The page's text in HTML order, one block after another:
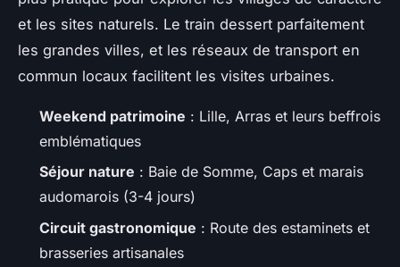
et les sites naturels. Le train dessert parfaitement
les grandes villes, et les réseaux de transport en
commun locaux facilitent les visites urbaines.
Weekend patrimoine : Lille, Arras et leurs beffrois
emblématiques
Séjour nature : Baie de Somme, Caps et marais
audomarois (3-4 jours)
Circuit gastronomique : Route des estaminets et
brasseries artisanales